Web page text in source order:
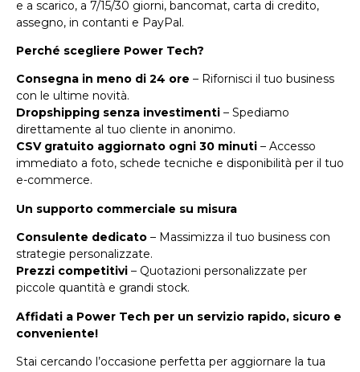
e a scarico, a 7/15/30 giorni, bancomat, carta di credito,
assegno, in contanti e PayPal.
Perché scegliere Power Tech?
Consegna in meno di 24 ore – Rifornisci il tuo business
con le ultime novità.
Dropshipping senza investimenti – Spediamo
direttamente al tuo cliente in anonimo.
CSV gratuito aggiornato ogni 30 minuti – Accesso
immediato a foto, schede tecniche e disponibilità per il tuo
e-commerce.
Un supporto commerciale su misura
Consulente dedicato – Massimizza il tuo business con
strategie personalizzate.
Prezzi competitivi – Quotazioni personalizzate per
piccole quantità e grandi stock.
Affidati a Power Tech per un servizio rapido, sicuro e
conveniente!
Stai cercando l’occasione perfetta per aggiornare la tua